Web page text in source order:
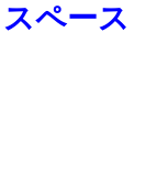
ペース